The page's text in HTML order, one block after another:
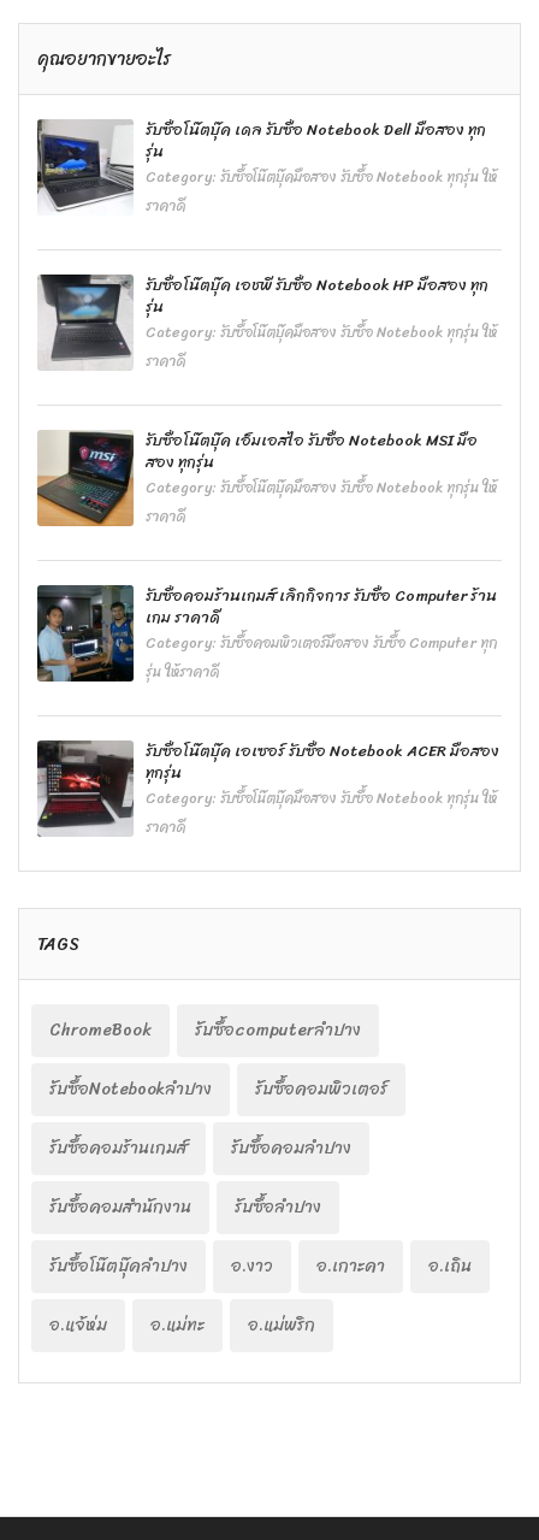
คุณอยากขายอะไร
รับซื้อโน๊ตบุ๊ค เดล รับซื้อ Notebook Dell มือสอง ทุก
รุ่น
Category:รับซื้อโน๊ตบุ๊คมือสอง รับซื้อ Notebook ทุกรุ่น ให้
ราคาดี
รับซื้อโน๊ตบุ๊ค เอชพี รับซื้อ Notebook HP มือสอง ทุก
รุ่น
Category:รับซื้อโน๊ตบุ๊คมือสอง รับซื้อ Notebook ทุกรุ่น ให้
ราคาดี
รับซื้อโน๊ตบุ๊ค เอ็มเอสไอ รับซื้อ Notebook MSI มือ
สอง ทุกรุ่น
Category:รับซื้อโน๊ตบุ๊คมือสอง รับซื้อ Notebook ทุกรุ่น ให้
ราคาดี
รับซื้อคอมร้านเกมส์ เลิกกิจการ รับซื้อ Computer ร้าน
เกม ราคาดี
Category:รับซื้อคอมพิวเตอร์มือสอง รับซื้อ Computer ทุก
รุ่น ให้ราคาดี
รับซื้อโน๊ตบุ๊ค เอเซอร์ รับซื้อ Notebook ACER มือสอง
ทุกรุ่น
Category:รับซื้อโน๊ตบุ๊คมือสอง รับซื้อ Notebook ทุกรุ่น ให้
ราคาดี
TAGS
ChromeBook
รับซื้อcomputerลำปาง
รับซื้อNotebookลำปาง
รับซื้อคอมพิวเตอร์
รับซื้อคอมร้านเกมส์
รับซื้อคอมลำปาง
รับซื้อคอมสำนักงาน
รับซื้อลำปาง
รับซื้อโน๊ตบุ๊คลำปาง
อ.งาว อ.เกาะคา
อ.เถิน
อ.แจ้ห่ม
อ.แม่ทะ อ.แม่พริก